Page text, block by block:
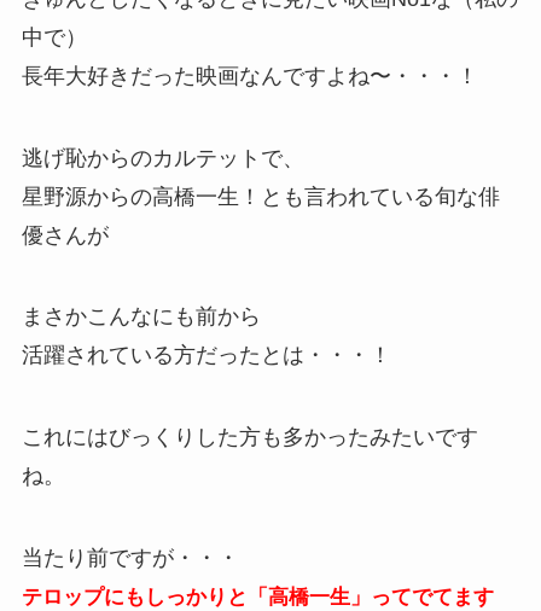
中で）
長年大好きだった映画なんですよね〜・・・！
逃げ恥からのカルテットで、
星野源からの高橋一生！とも言われている旬な俳
優さんが
まさかこんなにも前から
活躍されている方だったとは・・・！
これにはびっくりした方も多かったみたいです
ね。
当たり前ですが・・・
テロップにもしっかりと「高橋一生」ってでてます